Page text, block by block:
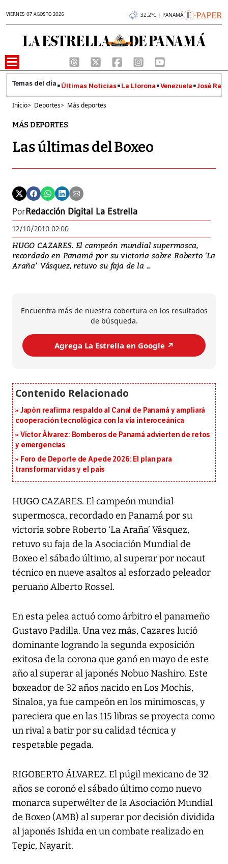
VIERNES 07 AGOSTO 2026 32.2°C | PANAMÁ
Últimas Noticias La Llorona Venezuela José
Inicio> Deportes> Más deportes
MÁS DEPORTES
Las últimas del Boxeo
PorRedacción Digital La Estrella
12/10/2010 02:00
HUGO CAZARES. El campeón mundial supermosca,
recordado en Panamá por su victoria sobre Roberto ‘La
Araña’ Vásquez, retuvo su faja de la ...
Encuentra más de nuestra cobertura en los resultados
de búsqueda.
Agrega La Estrella en Google ↗️
Japón reafirma respaldo al Canal de Panamá y ampliará
cooperación tecnológica con la vía interoceánica
Víctor Álvarez: Bomberos de Panamá advierten de retos
y emergencias
Foro de Deporte de Apede 2026: El plan para
transformar vidas y el país
HUGO CAZARES. El campeón mundial
supermosca, recordado en Panamá por su
victoria sobre Roberto ‘La Araña’ Vásquez,
retuvo su faja de la Asociación Mundial de
Boxeo el sábado último, al superar por nocaut
técnico en nueve asaltos al esforzado peleador
peruano Alberto Rossel.
En esta pelea actuó como árbitro el panameño
Gustavo Padilla. Una vez más, Cazares lució
dominante logrando la segunda exposición
exitosa de la corona que ganó en mayo de este
año al superar al japonés Nobuo Nashiro. Este
boxeador de 32 años nacido en Los Mochis,
Sinaloa, ya fue campeón en los minimoscas, y
pareciera que en las 115 libras se proyecta como
un rival a batir por su calidad técnica y
respetable pegada.
RIGOBERTO ÁLVAREZ. El púgil mexicano de 32
años se coronó el sábado último como nuevo
monarca superwélter de la Asociación Mundial
de Boxeo (AMB) al superar por decisión dividida
al japonés Ishida en un combate realizado en
Tepic, Nayarit.